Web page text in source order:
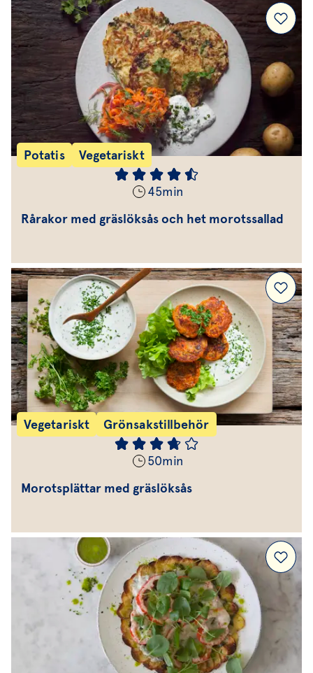
Potatis Vegetariskt
45min
Rårakor med gräslöksås och het morotssallad
Vegetariskt Grönsakstillbehör
50min
Morotsplättar med gräslöksås